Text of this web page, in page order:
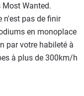
Most Wanted.
n'est pas de finir
en monoplace
par votre habileté à
à plus de 300km/h